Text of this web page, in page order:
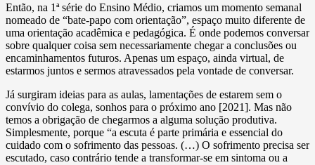
Então, na 1ª série do Ensino Médio, criamos um momento semanal
nomeado de “bate-papo com orientação”, espaço muito diferente de
uma orientação acadêmica e pedagógica. É onde podemos conversar
sobre qualquer coisa sem necessariamente chegar a conclusões ou
encaminhamentos futuros. Apenas um espaço, ainda virtual, de
estarmos juntos e sermos atravessados pela vontade de conversar.
Já surgiram ideias para as aulas, lamentações de estarem sem o
convívio do colega, sonhos para o próximo ano [2021]. Mas não
temos a obrigação de chegarmos a alguma solução produtiva.
Simplesmente, porque “a escuta é parte primária e essencial do
cuidado com o sofrimento das pessoas. (…) O sofrimento precisa ser
escutado, caso contrário tende a transformar-se em sintoma ou a